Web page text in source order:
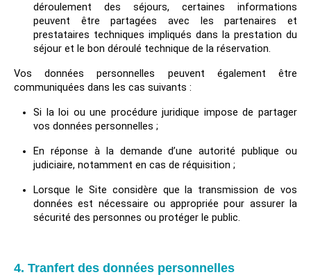
déroulement des séjours, certaines informations
peuvent être partagées avec les partenaires et
prestataires techniques impliqués dans la prestation du
séjour et le bon déroulé technique de la réservation.
Vos données personnelles peuvent également être
communiquées dans les cas suivants :
Si la loi ou une procédure juridique impose de partager
vos données personnelles ;
En réponse à la demande d’une autorité publique ou
judiciaire, notamment en cas de réquisition ;
Lorsque le Site considère que la transmission de vos
données est nécessaire ou appropriée pour assurer la
sécurité des personnes ou protéger le public.
4. Tranfert des données personnelles